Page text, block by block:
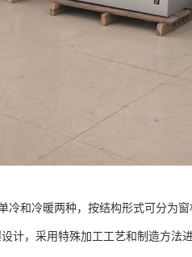
冷和冷暖两种，按结构形式可分为
计，采用特殊加工工艺和制造方